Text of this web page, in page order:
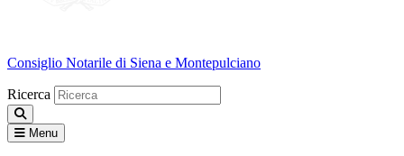
Consiglio Notarile di Siena e Montepulciano
Ricerca
Menu